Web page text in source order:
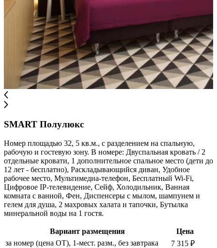
SMART Полулюкс
Номер площадью 32, 5 кв.м., с разделением на спальную,
рабочую и гостевую зону. В номере: Двуспальная кровать / 2
отдельные кровати, 1 дополнительное спальное место (дети до
12 лет - бесплатно), Раскладывающийся диван, Удобное
рабочее место, Мультимедиа-телефон, Бесплатный Wi-Fi,
Цифровое IP-телевидение, Сейф, Холодильник, Ванная
комната с ванной, Фен, Диспенсеры с мылом, шампунем и
гелем для душа, 2 махровых халата и тапочки, Бутылка
минеральной воды на 1 гостя.
Вариант размещения
Цена
за номер (цена ОТ), 1-мест. разм., без завтрака
7 315 ₽